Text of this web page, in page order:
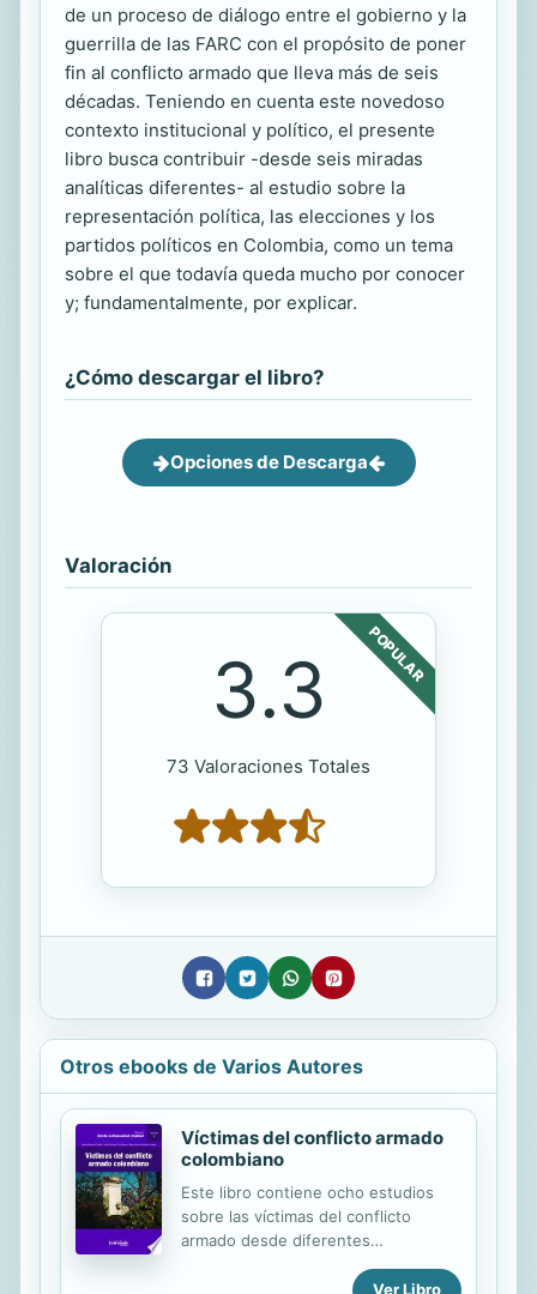
de un proceso de diálogo entre el gobierno y la
guerrilla de las FARC con el propósito de poner
fin al conflicto armado que lleva más de seis
décadas. Teniendo en cuenta este novedoso
contexto institucional y político, el presente
libro busca contribuir -desde seis miradas
analíticas diferentes- al estudio sobre la
representación política, las elecciones y los
partidos políticos en Colombia, como un tema
sobre el que todavía queda mucho por conocer
y; fundamentalmente, por explicar.
¿Cómo descargar el libro?
Opciones de Descarga
Valoración
POPULAR
3.3
73 Valoraciones Totales
Otros ebooks de Varios Autores
Víctimas del conflicto armado
colombiano
Este libro contiene ocho estudios
sobre las víctimas del conflicto
armado desde diferentes
y sociales. Incluye una aproximación
Ver Libro